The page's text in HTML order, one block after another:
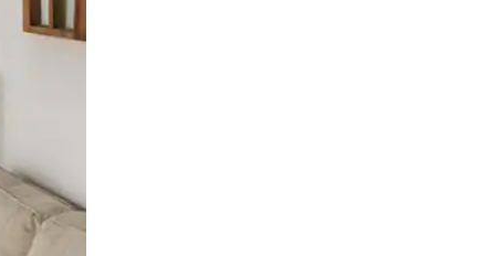
de toque ou deslize.